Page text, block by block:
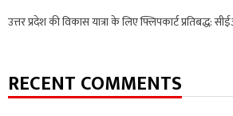
उत्तर प्रदेश की विकास यात्रा के लिए फ्लिपकार्ट प्रतिबद्ध:
RECENT COMMENTS